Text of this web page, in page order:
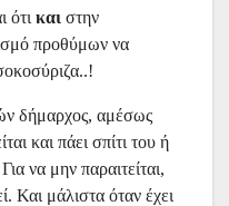
ότι και στην
προθύμων να
δήμαρχος, αμέσως
και πάει σπίτι του ή
να μην παραιτείται,
Και μάλιστα όταν έχει